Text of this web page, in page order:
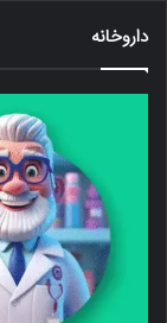
داروخانه